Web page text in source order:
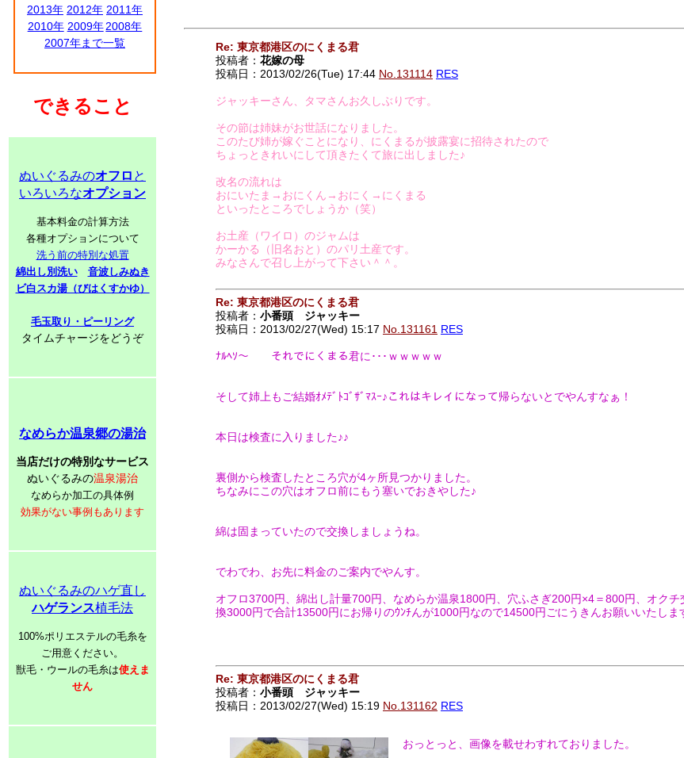
2013年 2012年 2011年
2010年 2009年 2008年
2007年まで一覧
できること
ぬいぐるみのオフロ と
いろいろなオプション
基本料金の計算方法
各種オプションについて
洗う前の特別な処置
綿出し別洗い
音波しみぬき
ビ白スカ湯（びはくすかゆ）
毛玉取り・ピーリング
タイムチャージをどうぞ
なめらか温泉郷の湯治
当店だけの特別なサービス
ぬいぐるみの温泉湯治
なめらか加工の具体例
効果がない事例もあります
ぬいぐるみのハゲ直し
ハゲランス植毛法
100%ポリエステルの毛糸を
ご用意ください。
獣毛・ウールの毛糸は使えま
せん
Re: 東京都港区のにくまる君
投稿者： 花嫁の母
投稿日：2013/02/26(Tue) 17:44 No.131114 RES
ジャッキーさん、タマさんお久しぶりです。
その節は姉妹がお世話になりました。
このたび姉が嫁ぐことになり、にくまるが披露宴に招待されたので
ちょっときれいにして頂きたくて旅に出しました♪
改名の流れは
おにいたま→おにくん→おにく→にくまる
といったところでしょうか（笑）
お土産（ワイロ）のジャムは
かーかる（旧名おと）のパリ土産です。
みなさんで召し上がって下さい＾＾。
Re: 東京都港区のにくまる君
投稿者： 小番頭 ジャッキー
投稿日：2013/02/27(Wed) 15:17 No.131161 RES
ﾅﾙﾍｿ～ それでにくまる君に･･･ｗｗｗｗｗ
そして姉上もご結婚ｵﾒﾃﾞﾄｺﾞｻﾞﾏｽｰ♪これはキレイになって帰らないとでやんすなぁ！
本日は検査に入りました♪♪
裏側から検査したところ穴が4ヶ所見つかりました。
ちなみにこの穴はオフロ前にもう塞いでおきやした♪
綿は固まっていたので交換しましょうね。
でわでわ、お先に料金のご案内でやんす。
オフロ3700円、綿出し計量700円、なめらか温泉1800円、穴ふさぎ200円×4＝800円、オク
換3000円で合計13500円にお帰りのｳﾝﾁんが1000円なので14500円ごにうきんお願いいたしま
Re: 東京都港区のにくまる君
投稿者： 小番頭 ジャッキー
投稿日：2013/02/27(Wed) 15:19 No.131162 RES
おっとっと、画像を載せわすれておりました。